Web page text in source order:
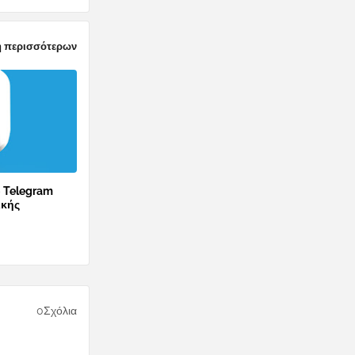
περισσότερων
Telegram
0Σχόλια